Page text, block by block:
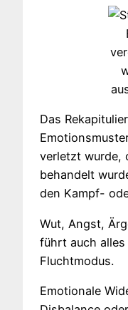
Das
verletzt wurde,
behandelt
den Kampf-
Wut, Angst,
führt auch
Fluchtmodus.
Emotionale